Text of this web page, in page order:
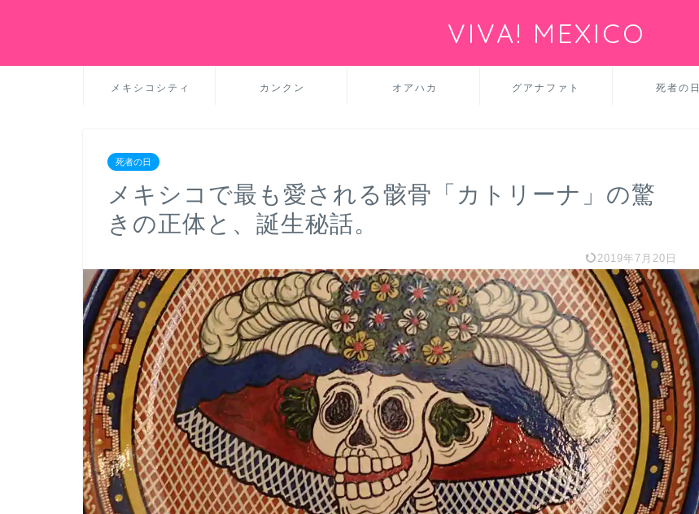
VIVA! MEXICO
メキシコシティ カンクン オアハカ グアナファト 死者の日
死者の日
メキシコで最も愛される骸骨「カトリーナ」の驚
きの正体と、誕生秘話。
2019年7月20日